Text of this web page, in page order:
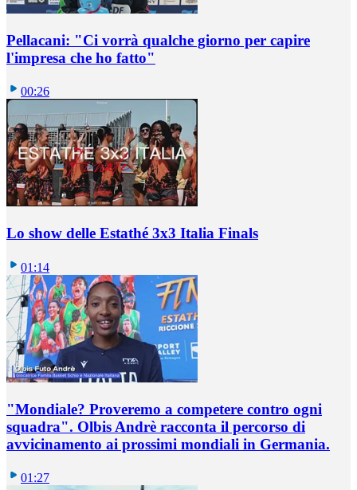
Pellacani: "Ci vorrà qualche giorno per capire
l'impresa che ho fatto"
00:26
Lo show delle Estathé 3x3 Italia Finals
01:14
"Mondiale? Proveremo a competere contro ogni
squadra". Olbis Andrè racconta il percorso di
avvicinamento ai prossimi mondiali in Germania.
01:27